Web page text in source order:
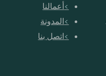
أعمالنا
المدونة
اتصل بنا